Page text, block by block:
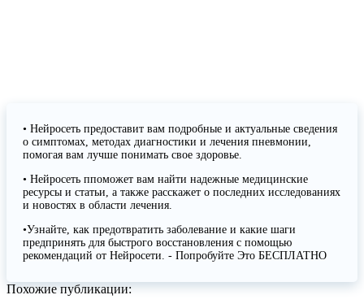
• Нейросеть предоставит вам подробные и актуальные сведения
о симптомах, методах диагностики и лечения пневмонии,
помогая вам лучше понимать свое здоровье.
• Нейросеть ппоможет вам найти надежные медицинские
ресурсы и статьи, а также расскажет о последних исследованиях
и новостях в области лечения.
•Узнайте, как предотвратить заболевание и какие шаги
предпринять для быстрого восстановления с помощью
рекомендаций от Нейросети. - Попробуйте Это БЕСПЛАТНО
Похожие публикации: